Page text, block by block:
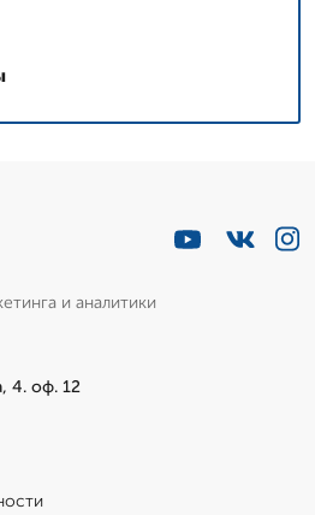
и аналитики
4. оф. 12